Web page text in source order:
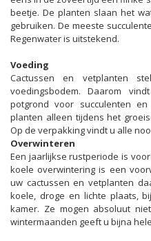
beetje. De planten slaan het
gebruiken. De meeste
Regenwater is uitstekend.
Voeding
Cactussen en vetplanten
voedingsbodem. Daarom
potgrond voor succulenten
planten alleen tijdens het
Op de verpakking vindt u alle
Overwinteren
Een jaarlijkse rustperiode is
koele overwintering is een
uw cactussen en vetplanten
koele, droge en lichte plaats,
kamer. Ze mogen absoluut
wintermaanden geeft u bijna